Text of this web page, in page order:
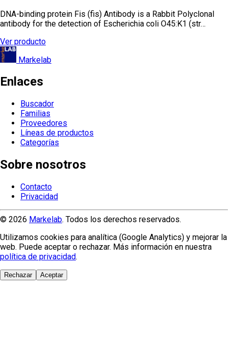
DNA-binding protein Fis (fis) Antibody is a Rabbit Polyclonal
antibody for the detection of Escherichia coli O45:K1 (str…
Ver producto
Markelab
Enlaces
Buscador
Familias
Proveedores
Líneas de productos
Categorías
Sobre nosotros
Contacto
Privacidad
© 2026 Markelab. Todos los derechos reservados.
Utilizamos cookies para analítica (Google Analytics) y mejorar la
web. Puede aceptar o rechazar. Más información en nuestra
política de privacidad.
Rechazar Aceptar